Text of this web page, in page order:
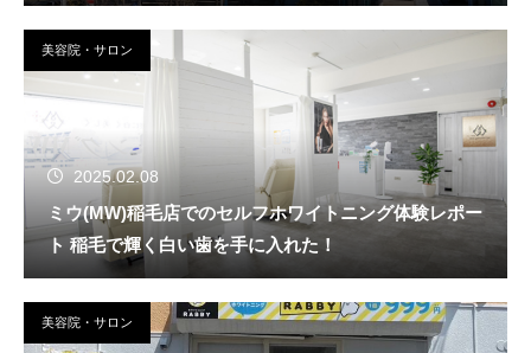
美容院・サロン
2025.02.08
ミウ(MW)稲毛店でのセルフホワイトニング体験レポー
ト 稲毛で輝く白い歯を手に入れた！
美容院・サロン